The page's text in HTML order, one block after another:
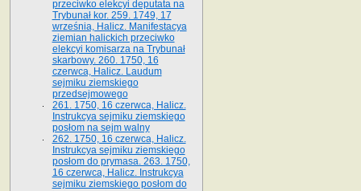
przeciwko elekcyi deputata na
Trybunał kor. 259. 1749, 17
września, Halicz. Manifestacya
ziemian halickich przeciwko
elekcyi komisarza na Trybunał
skarbowy. 260. 1750, 16
czerwca, Halicz. Laudum
sejmiku ziemskiego
przedsejmowego
261. 1750, 16 czerwca, Halicz.
Instrukcya sejmiku ziemskiego
posłom na sejm walny
262. 1750, 16 czerwca, Halicz.
Instrukcya sejmiku ziemskiego
posłom do prymasa. 263. 1750,
16 czerwca, Halicz. Instrukcya
sejmiku ziemskiego posłom do